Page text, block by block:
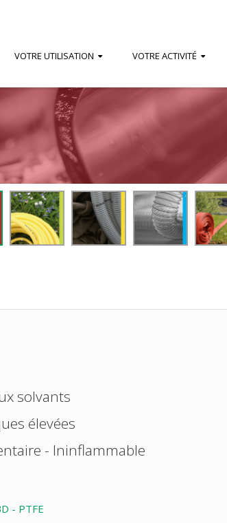
VOTRE UTILISATION VOTRE ACTIVITÉ
solvants
élevées
- Ininflammable
- PTFE